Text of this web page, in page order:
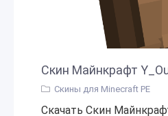
Скин Майнкрафт
Скины для Minecraft PE
Скачать Скин